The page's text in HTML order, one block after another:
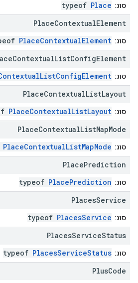
סוג: typeof Place
PlaceContextualElement
סוג: PlaceContextualElement
ContextualListConfigElement
סוג:
PlaceContextualListLayout
סוג: PlaceContextualListLayout
PlaceContextualListMapMode
סוג: PlaceContextualListMapMode
PlacePrediction
סוג: typeof PlacePrediction
PlacesService
סוג: typeof PlacesService
PlacesServiceStatus
סוג: typeof PlacesServiceStatus
PlusCode